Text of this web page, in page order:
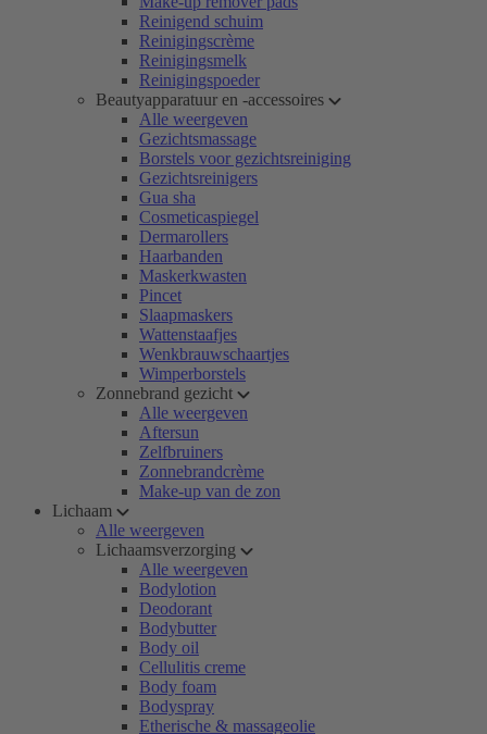
Reinigend schuim
Reinigingscrème
Reinigingsmelk
Reinigingspoeder
Beautyapparatuur en -accessoires
Alle weergeven
Gezichtsmassage
Borstels voor gezichtsreiniging
Gezichtsreinigers
Gua sha
Cosmeticaspiegel
Dermarollers
Haarbanden
Maskerkwasten
Pincet
Slaapmaskers
Wattenstaafjes
Wenkbrauwschaartjes
Wimperborstels
Zonnebrand gezicht
Alle weergeven
Aftersun
Zelfbruiners
Zonnebrandcrème
Make-up van de zon
Lichaam
Alle weergeven
Lichaamsverzorging
Alle weergeven
Bodylotion
Deodorant
Bodybutter
Body oil
Cellulitis creme
Body foam
Bodyspray
Etherische & massageolie